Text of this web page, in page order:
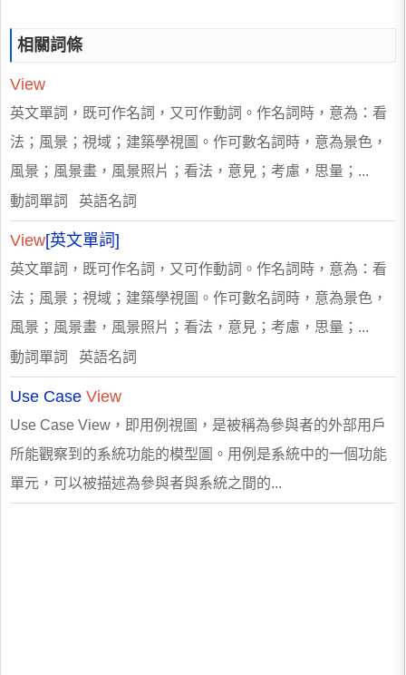
相關詞條
View
英文單詞，既可作名詞，又可作動詞。作名詞時，意為：看
法；風景；視域；建築學視圖。作可數名詞時，意為景色，
風景；風景畫，風景照片；看法，意見；考慮，思量；...
動詞單詞 英語名詞
View[英文單詞]
英文單詞，既可作名詞，又可作動詞。作名詞時，意為：看
法；風景；視域；建築學視圖。作可數名詞時，意為景色，
風景；風景畫，風景照片；看法，意見；考慮，思量；...
動詞單詞 英語名詞
Use Case View
Use Case View，即用例視圖，是被稱為參與者的外部用戶
所能觀察到的系統功能的模型圖。用例是系統中的一個功能
單元，可以被描述為參與者與系統之間的...